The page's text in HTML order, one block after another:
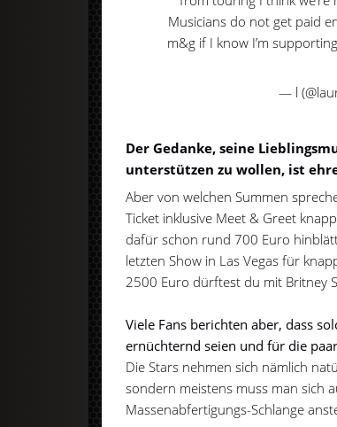
Musicians do not get paid
m&g if I know I’m
— l
Der Gedanke, seine
unterstützen zu wollen, ist
Aber von welchen Summen
Ticket inklusive Meet & Greet
dafür schon rund 700 Euro
letzten Show in Las Vegas für
2500 Euro dürftest du mit Britney
Viele Fans berichten aber, dass
ernüchternd seien und für die
Die Stars nehmen sich nämlich
sondern meistens muss man sich
Massenabfertigungs-Schlange